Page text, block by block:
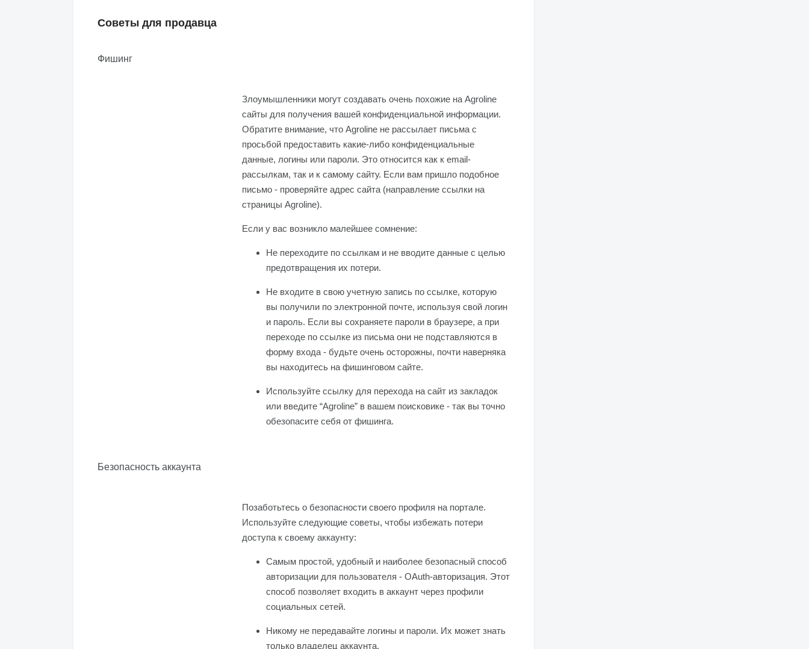
Советы для продавца
Фишинг
Злоумышленники могут создавать очень похожие на Agroline
сайты для получения вашей конфиденциальной информации.
Обратите внимание, что Agroline не рассылает письма с
просьбой предоставить какие-либо конфиденциальные
данные, логины или пароли. Это относится как к email-
рассылкам, так и к самому сайту. Если вам пришло подобное
письмо - проверяйте адрес сайта (направление ссылки на
страницы Agroline).
Если у вас возникло малейшее сомнение:
Не переходите по ссылкам и не вводите данные с целью
предотвращения их потери.
Не входите в свою учетную запись по ссылке, которую
вы получили по электронной почте, используя свой логин
и пароль. Если вы сохраняете пароли в браузере, а при
переходе по ссылке из письма они не подставляются в
форму входа - будьте очень осторожны, почти наверняка
вы находитесь на фишинговом сайте.
Используйте ссылку для перехода на сайт из закладок
или введите “Agroline” в вашем поисковике - так вы точно
обезопасите себя от фишинга.
Безопасность аккаунта
Позаботьтесь о безопасности своего профиля на портале.
Используйте следующие советы, чтобы избежать потери
доступа к своему аккаунту:
Самым простой, удобный и наиболее безопасный способ
авторизации для пользователя - OAuth-авторизация. Этот
способ позволяет входить в аккаунт через профили
социальных сетей.
Никому не передавайте логины и пароли. Их может знать
только владелец аккаунта.